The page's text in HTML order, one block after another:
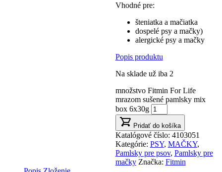
Vhodné pre:
šteniatka a mačiatka
dospelé psy a mačky)
alergické psy a mačky
Popis produktu
Na sklade už iba 2
množstvo Fitmin For Life
mrazom sušené pamlsky mix
box 6x30g
Pridať do košíka
Katalógové číslo: 4103051
Kategórie: PSY, MAČKY,
Pamlsky pre psov, Pamlsky pre
mačky Značka: Fitmin